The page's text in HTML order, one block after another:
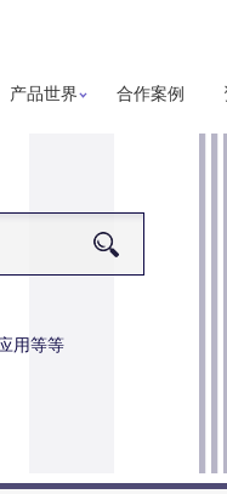
产品世界 合作案例
用等等